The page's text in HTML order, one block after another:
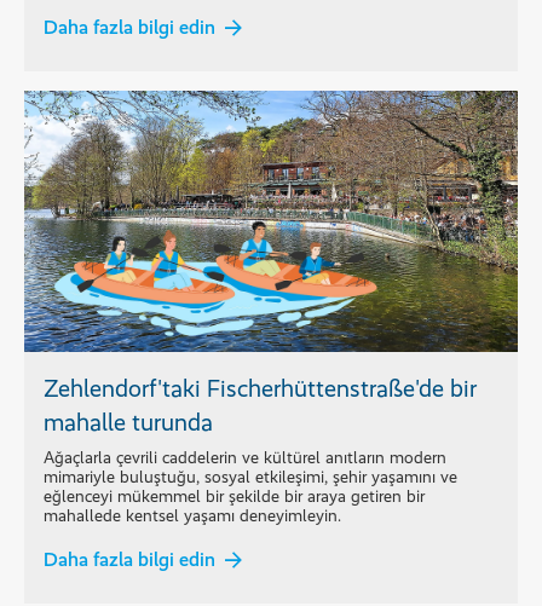
Daha fazla bilgi edin
Zehlendorf'taki Fischerhüttenstraße'de bir
mahalle turunda
Ağaçlarla çevrili caddelerin ve kültürel anıtların modern
mimariyle buluştuğu, sosyal etkileşimi, şehir yaşamını ve
eğlenceyi mükemmel bir şekilde bir araya getiren bir
mahallede kentsel yaşamı deneyimleyin.
Daha fazla bilgi edin